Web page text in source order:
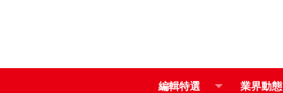
編輯特選 業界動態